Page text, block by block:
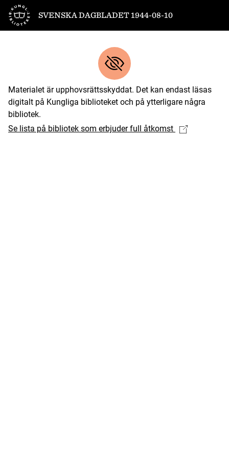
Till startsidan
SVENSKA DAGBLADET 1944-08-10
Materialet är upphovsrättsskyddat. Det kan endast läsas
digitalt på Kungliga biblioteket och på ytterligare några
bibliotek.
Se lista på bibliotek som erbjuder full åtkomst